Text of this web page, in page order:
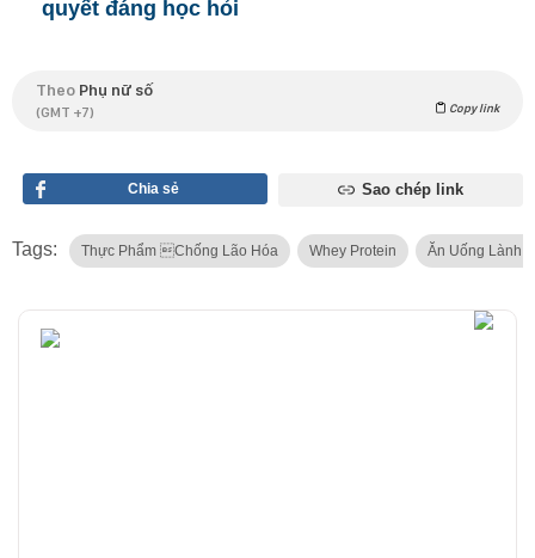
quyết đáng học hỏi
Theo Phụ nữ số
(GMT +7) Copy link
Chia sẻ Sao chép link
Tags: Thực Phẩm chống Lão Hóa Whey Protein Ăn Uống Lành